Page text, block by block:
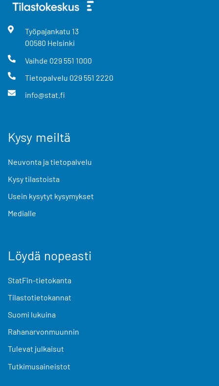
Työpajankatu 13
00580 Helsinki
Vaihde 029 551 1000
Tietopalvelu 029 551 2220
info@stat.fi
Kysy meiltä
Neuvonta ja tietopalvelu
Kysy tilastoista
Usein kysytyt kysymykset
Medialle
Löydä nopeasti
StatFin-tietokanta
Tilastotietokannat
Suomi lukuina
Rahanarvonmuunnin
Tulevat julkaisut
Tutkimusaineistot